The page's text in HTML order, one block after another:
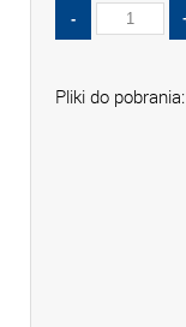
Pliki do pobrania: